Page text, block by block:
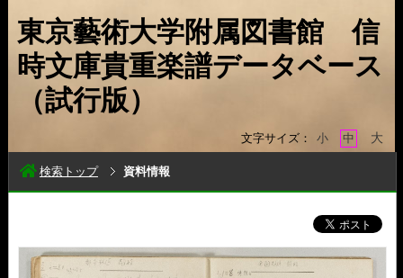
東京藝術大学附属図書館 信
時文庫貴重楽譜データベース
（試行版）
文字サイズ： 小 中 大
検索トップ 資料情報